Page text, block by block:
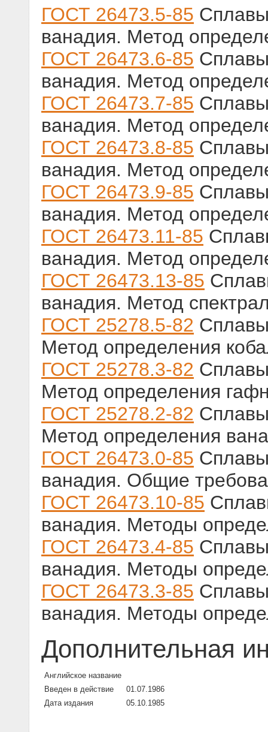
ГОСТ 26473.5-85
ванадия. Метод
ГОСТ 26473.6-85
ванадия. Метод
ГОСТ 26473.7-85
ванадия. Метод
ГОСТ 26473.8-85
ванадия. Метод
ГОСТ 26473.9-85
ванадия. Метод
ГОСТ 26473.11-85
ванадия. Метод
ГОСТ 26473.13-85
ванадия. Метод
ГОСТ 25278.5-82
Метод определения
ГОСТ 25278.3-82
Метод определения
ГОСТ 25278.2-82
Метод определения
ГОСТ 26473.0-85
ванадия. Общие
ГОСТ 26473.10-85
ванадия. Методы
ГОСТ 26473.4-85
ванадия. Методы
ГОСТ 26473.3-85
ванадия. Методы
Дополнительная
Английское название
Введен в действие
01.07.1986
Дата издания
05.10.1985